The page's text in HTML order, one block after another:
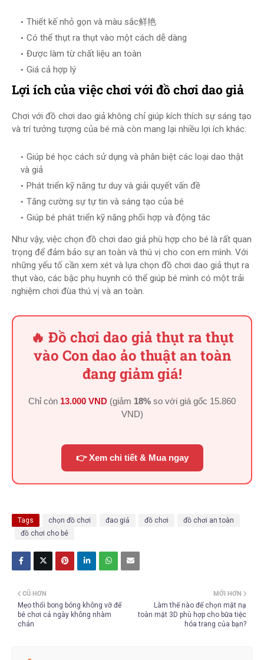
Thiết kế nhỏ gọn và màu sắc鲜艳
Có thể thụt ra thụt vào một cách dễ dàng
Được làm từ chất liệu an toàn
Giá cả hợp lý
Lợi ích của việc chơi với đồ chơi dao giả
Chơi với đồ chơi dao giả không chỉ giúp kích thích sự sáng tạo
và trí tưởng tượng của bé mà còn mang lại nhiều lợi ích khác:
Giúp bé học cách sử dụng và phân biệt các loại dao thật
và giả
Phát triển kỹ năng tư duy và giải quyết vấn đề
Tăng cường sự tự tin và sáng tạo của bé
Giúp bé phát triển kỹ năng phối hợp và động tác
Như vậy, việc chọn đồ chơi dao giả phù hợp cho bé là rất quan
trọng để đảm bảo sự an toàn và thú vị cho con em mình. Với
những yếu tố cần xem xét và lựa chọn đồ chơi dao giả thụt ra
thụt vào, các bậc phụ huynh có thể giúp bé mình có một trải
nghiệm chơi đùa thú vị và an toàn.
🔥 Đồ chơi dao giả thụt ra thụt
vào Con dao ảo thuật an toàn
đang giảm giá!
Chỉ còn 13.000 VND (giảm 18% so với giá gốc 15.860
VND)
👉 Xem chi tiết & Mua ngay
Tags chọn đồ chơi đao giả đồ chơi
đồ chơi an toàn
đồ chơi cho bé
MỚI HƠN
Làm thế nào để chọn mặt nạ
toàn mặt 3D phù hợp cho bữa tiệc
hóa trang của bạn?
CŨ HƠN
Mẹo thổi bong bóng không vỡ để
bé chơi cả ngày không nhàm
chán